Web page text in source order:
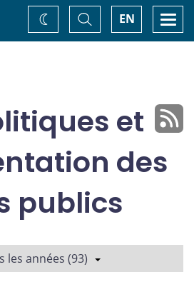
EN
Basculer
la
recherche
Changez
de
et
des
publics
les années (93)